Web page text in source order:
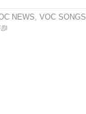
NEWS, VOC SONGS